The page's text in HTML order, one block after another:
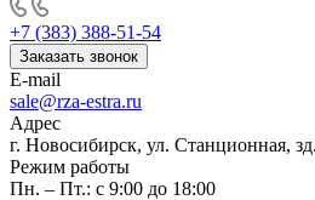
+7 (383) 388-51-54
Заказать звонок
E-mail
sale@rza-estra.ru
Адрес
г. Новосибирск, ул. Станционная,
Режим работы
Пн. – Пт.: с 9:00 до 18:00